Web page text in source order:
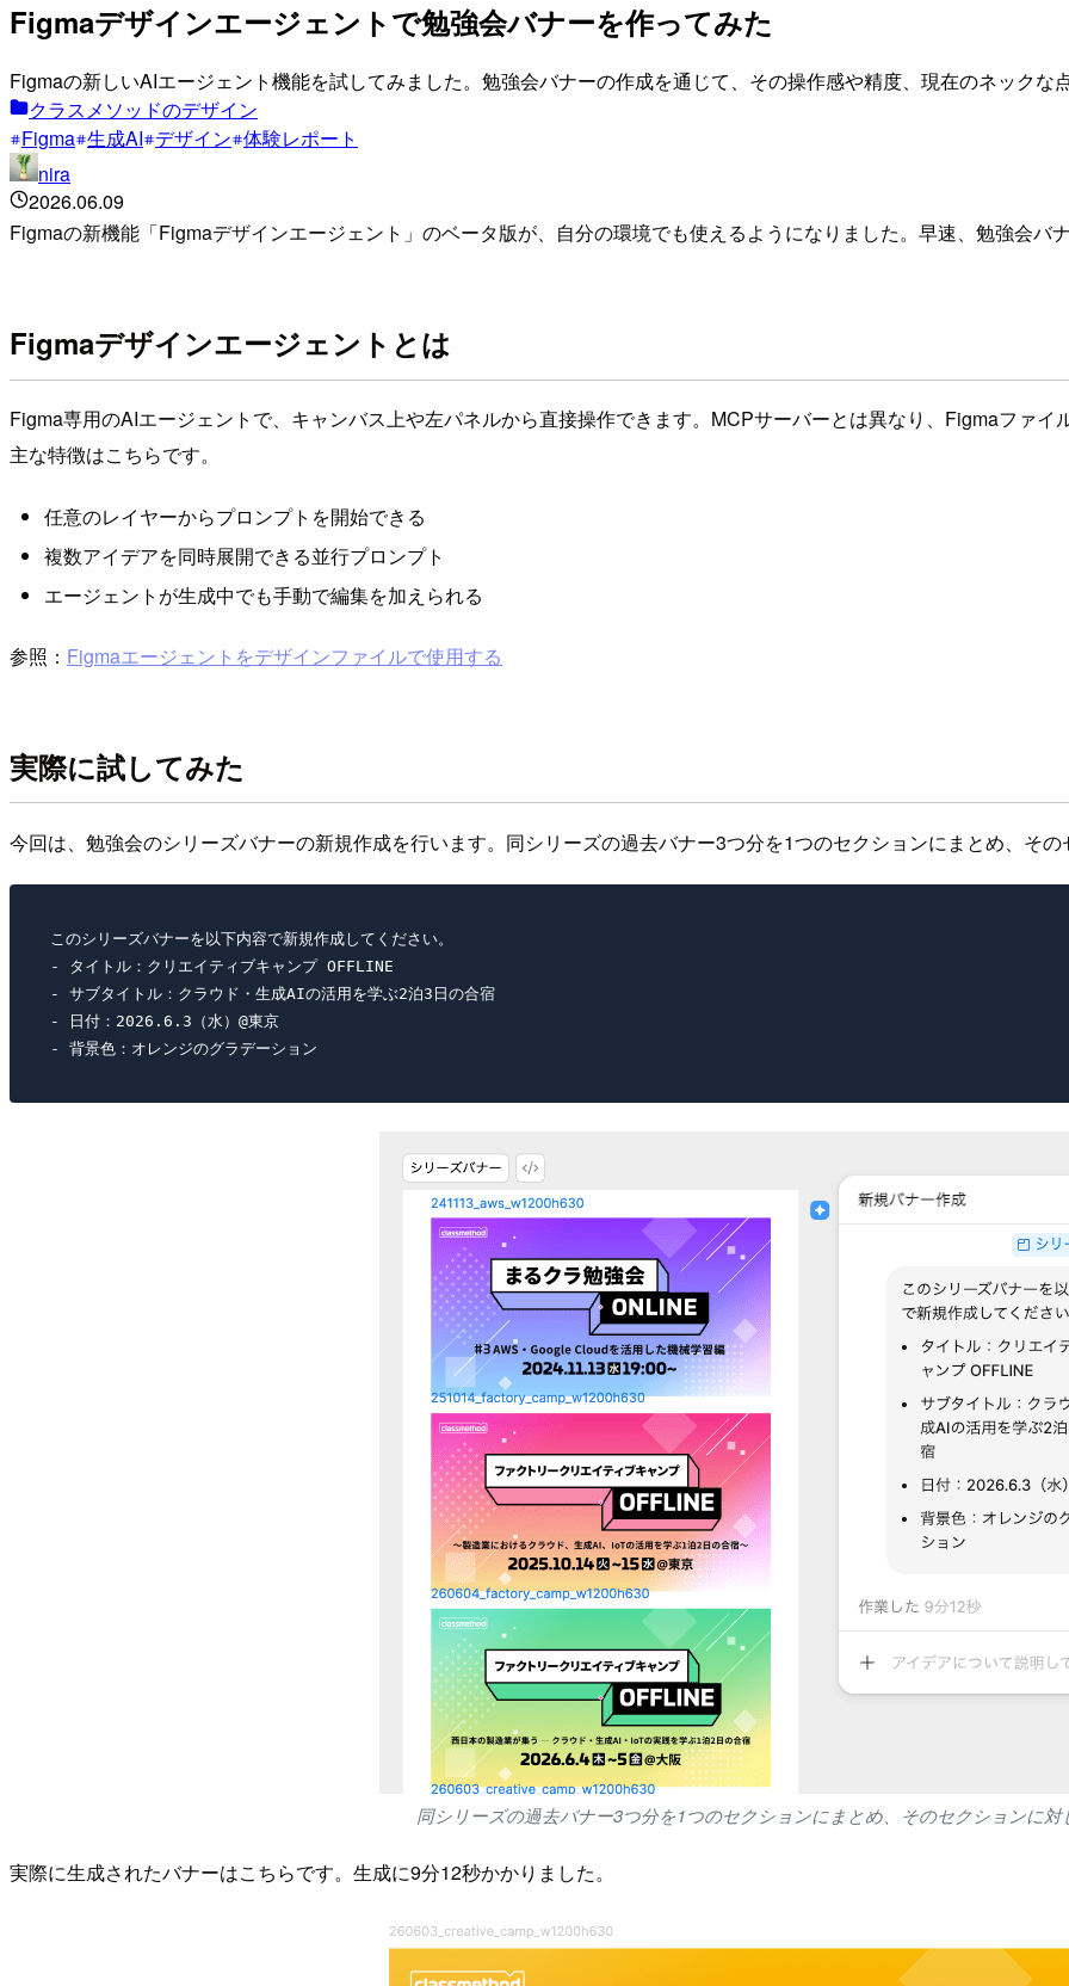
Figmaデザインエージェントで勉強会バナーを作ってみた
Figmaの新しいAIエージェント機能を試してみました。勉強会バナーの作成を通じて、その操作感や精度、現在のネックな
クラスメソッドのデザイン
Figma 生成AI デザイン 体験レポート
nira
2026.06.09
Figmaの新機能「Figmaデザインエージェント」のベータ版が、自分の環境でも使えるようになりました。早速、勉強会バ
Figmaデザインエージェントとは
Figma専用のAIエージェントで、キャンバス上や左パネルから直接操作できます。MCPサーバーとは異なり、Figmaファイ
主な特徴はこちらです。
任意のレイヤーからプロンプトを開始できる
複数アイデアを同時展開できる並行プロンプト
エージェントが生成中でも手動で編集を加えられる
参照： Figmaエージェントをデザインファイルで使用する
実際に試してみた
今回は、勉強会のシリーズバナーの新規作成を行います。同シリーズの過去バナー3つ分を1つのセクションにまとめ、その
このシリーズバナーを以下内容で新規作成してください。
- タイトル：クリエイティブキャンプ OFFLINE
- サブタイトル：クラウド・生成AIの活用を学ぶ2泊3日の合宿
- 日付：2026.6.3（水）@東京
同シリーズの過去バナー3つ分を1つのセクションにまとめ、そのセクションに
実際に生成されたバナーはこちらです。生成に9分12秒かかりました。